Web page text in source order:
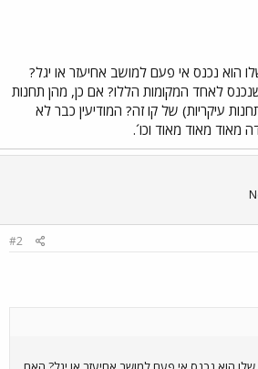
הוא נכנס אי פעם למושב אחיעזר או יגל?
לאחד המקומות הללו? אם כן, מהן תחנות
עיקריות) של קו זה? המודיעין כבר לא
מאוד מאוד מאוד וכו´.
#2